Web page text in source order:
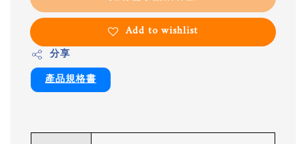
Add to wishlist
分享
產品規格書